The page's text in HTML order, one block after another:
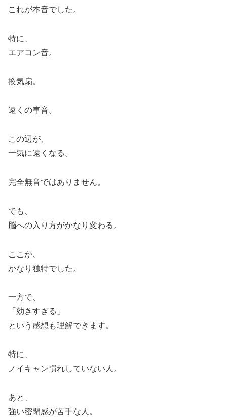
これが本音でした。
特に、
エアコン音。
換気扇。
遠くの車音。
この辺が、
一気に遠くなる。
完全無音ではありません。
でも、
脳への入り方がかなり変わる。
ここが、
かなり独特でした。
一方で、
「効きすぎる」
という感想も理解できます。
特に、
ノイキャン慣れしていない人。
あと、
強い密閉感が苦手な人。